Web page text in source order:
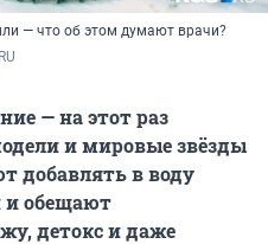
— что об этом думают врачи?
— на этот раз
и мировые звёзды
добавлять в воду
и обещают
детокс и даже